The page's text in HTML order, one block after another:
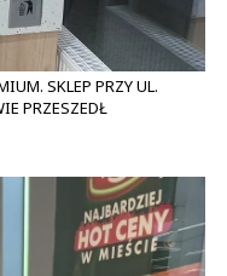
SKLEP PRZY UL.
PRZESZEDŁ